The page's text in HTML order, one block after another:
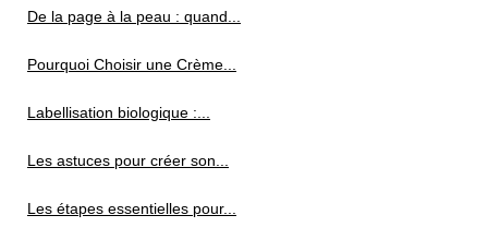
De la page à la peau : quand...
Pourquoi Choisir une Crème...
Labellisation biologique :...
Les astuces pour créer son...
Les étapes essentielles pour...